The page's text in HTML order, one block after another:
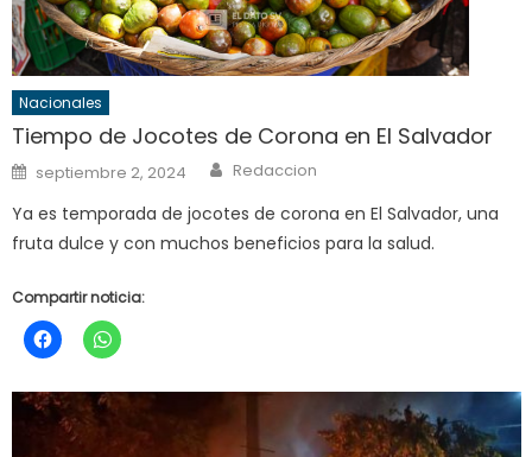
Nacionales
Tiempo de Jocotes de Corona en El Salvador
Posted
on
septiembre 2, 2024 Author
Redaccion
Ya es temporada de jocotes de corona en El Salvador, una
fruta dulce y con muchos beneficios para la salud.
Compartir noticia: